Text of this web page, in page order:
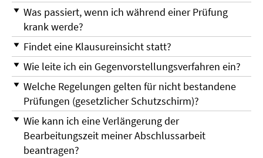
Was passiert, wenn ich während einer Prüfung
krank werde?
Findet eine Klausureinsicht statt?
Wie leite ich ein Gegenvorstellungsverfahren ein?
Welche Regelungen gelten für nicht bestandene
Prüfungen (gesetzlicher Schutzschirm)?
Wie kann ich eine Verlängerung der
Bearbeitungszeit meiner Abschlussarbeit
beantragen?